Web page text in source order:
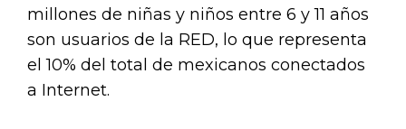
millones de niñas y niños entre 6 y 11 años
son usuarios de la RED, lo que representa
el 10% del total de mexicanos conectados
a Internet.